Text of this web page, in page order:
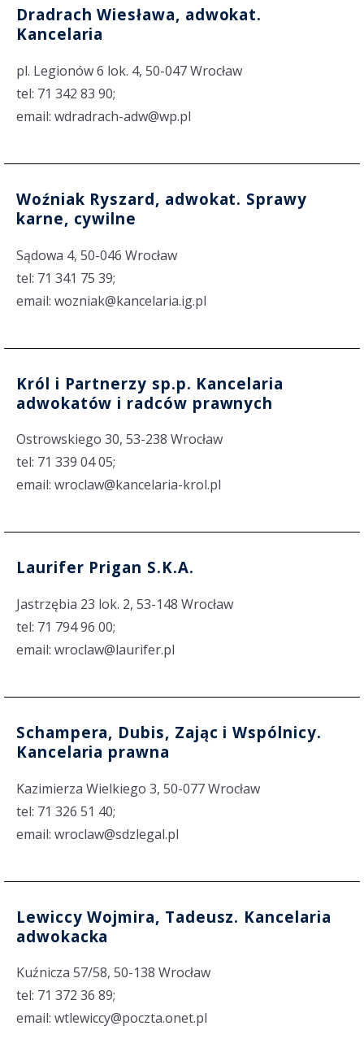
Dradrach Wiesława, adwokat.
Kancelaria
pl. Legionów 6 lok. 4, 50-047 Wrocław
tel: 71 342 83 90;
email: wdradrach-adw@wp.pl
Woźniak Ryszard, adwokat. Sprawy
karne, cywilne
Sądowa 4, 50-046 Wrocław
tel: 71 341 75 39;
email: wozniak@kancelaria.ig.pl
Król i Partnerzy sp.p. Kancelaria
adwokatów i radców prawnych
Ostrowskiego 30, 53-238 Wrocław
tel: 71 339 04 05;
email: wroclaw@kancelaria-krol.pl
Laurifer Prigan S.K.A.
Jastrzębia 23 lok. 2, 53-148 Wrocław
tel: 71 794 96 00;
email: wroclaw@laurifer.pl
Schampera, Dubis, Zając i Wspólnicy.
Kancelaria prawna
Kazimierza Wielkiego 3, 50-077 Wrocław
tel: 71 326 51 40;
email: wroclaw@sdzlegal.pl
Lewiccy Wojmira, Tadeusz. Kancelaria
adwokacka
Kuźnicza 57/58, 50-138 Wrocław
tel: 71 372 36 89;
email: wtlewiccy@poczta.onet.pl